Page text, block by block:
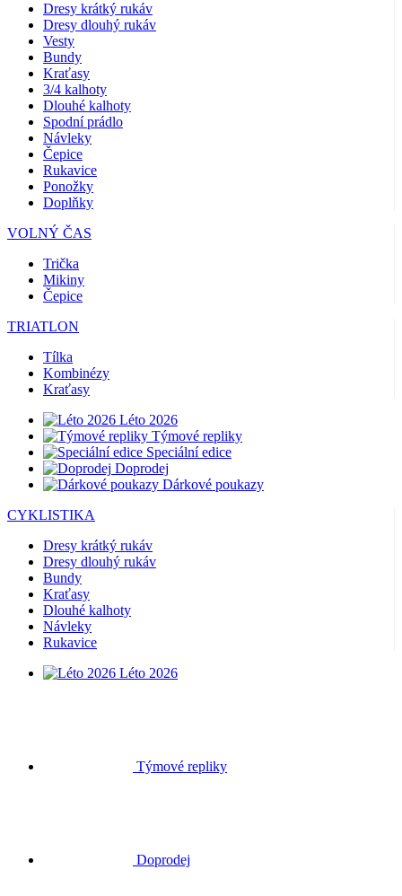
Dresy krátký rukáv
Dresy dlouhý rukáv
Vesty
Bundy
Kraťasy
3/4 kalhoty
Dlouhé kalhoty
Spodní prádlo
Návleky
Čepice
Rukavice
Ponožky
Doplňky
VOLNÝ ČAS
Trička
Mikiny
Čepice
TRIATLON
Tílka
Kombinézy
Kraťasy
Léto 2026
Týmové repliky
Speciální edice
Doprodej
Dárkové poukazy
CYKLISTIKA
Dresy krátký rukáv
Dresy dlouhý rukáv
Bundy
Kraťasy
Dlouhé kalhoty
Návleky
Rukavice
Léto 2026